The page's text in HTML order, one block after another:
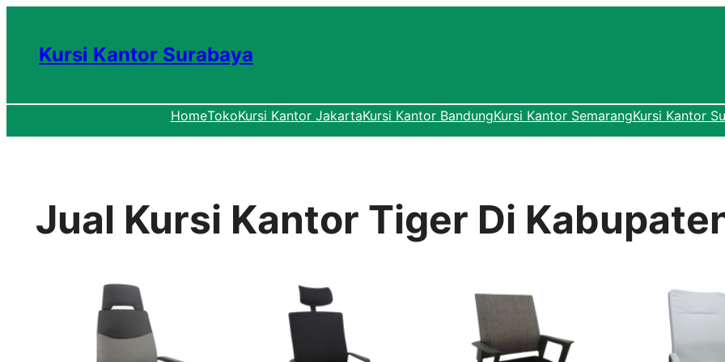
Kursi Kantor Surabaya
HomeTokoKursi Kantor JakartaKursi Kantor BandungKursi Kantor SemarangKursi Kantor
Jual Kursi Kantor Tiger Di